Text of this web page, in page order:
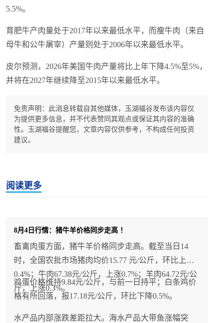
5.5%。
育肥牛产肉量处于2017年以来最低水平，而瘦牛肉（来自
母牛和公牛屠宰）产量则处于2006年以来最低水平。
皮尔预测，2026年美国牛肉产量将比上年下降4.5%至5%，
并将在2027年继续降至2015年以来最低水平。
免责声明：此消息转载自其他媒体，玉湖福谷发布该内容仅
为提供更多信息，并不代表赞同其观点或保证其内容的准确
性。玉湖福谷提醒您，文章内容仅供参考，不构成任何投资
建议。
阅读更多
8月4日行情：猪牛羊价格同步走高 ！
畜禽肉蛋方面，猪牛羊价格同步走高。截至当日14
时，全国农批市场猪肉均价15.77 元/公斤，环比上涨
0.4%；牛肉67.38元/公斤，上涨0.7%；羊肉64.72元/公
斤，上涨0.3%。
鸡蛋价格维持9.84元/公斤，与前一日持平；白条鸡价
格有所回落，报17.18元/公斤，环比下降0.5%。
水产品内部涨跌差距拉大。海水产品大带鱼涨幅突